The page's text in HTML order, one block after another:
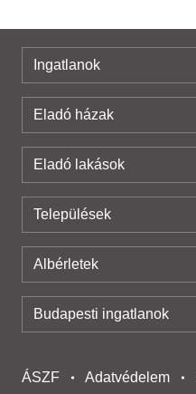
Ingatlanok
Eladó házak
Eladó lakások
Települések
Albérletek
Budapesti ingatlanok
ÁSZF Adatvédelem